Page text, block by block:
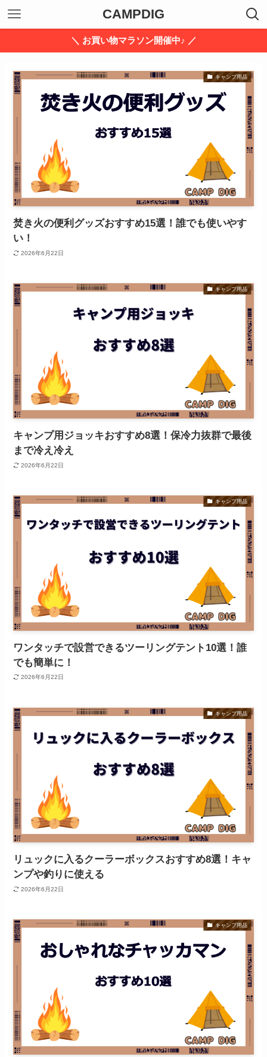
CAMPDIG
＼ お買い物マラソン開催中♪ ／
キャンプ用品
焚き火の便利グッズおすすめ15選！誰でも使いやす
い！
2026年6月22日
キャンプ用品
キャンプ用ジョッキおすすめ8選！保冷力抜群で最後
まで冷え冷え
2026年6月22日
キャンプ用品
ワンタッチで設営できるツーリングテント10選！誰
でも簡単に！
2026年6月22日
キャンプ用品
リュックに入るクーラーボックスおすすめ8選！キャ
ンプや釣りに使える
2026年6月22日
キャンプ用品